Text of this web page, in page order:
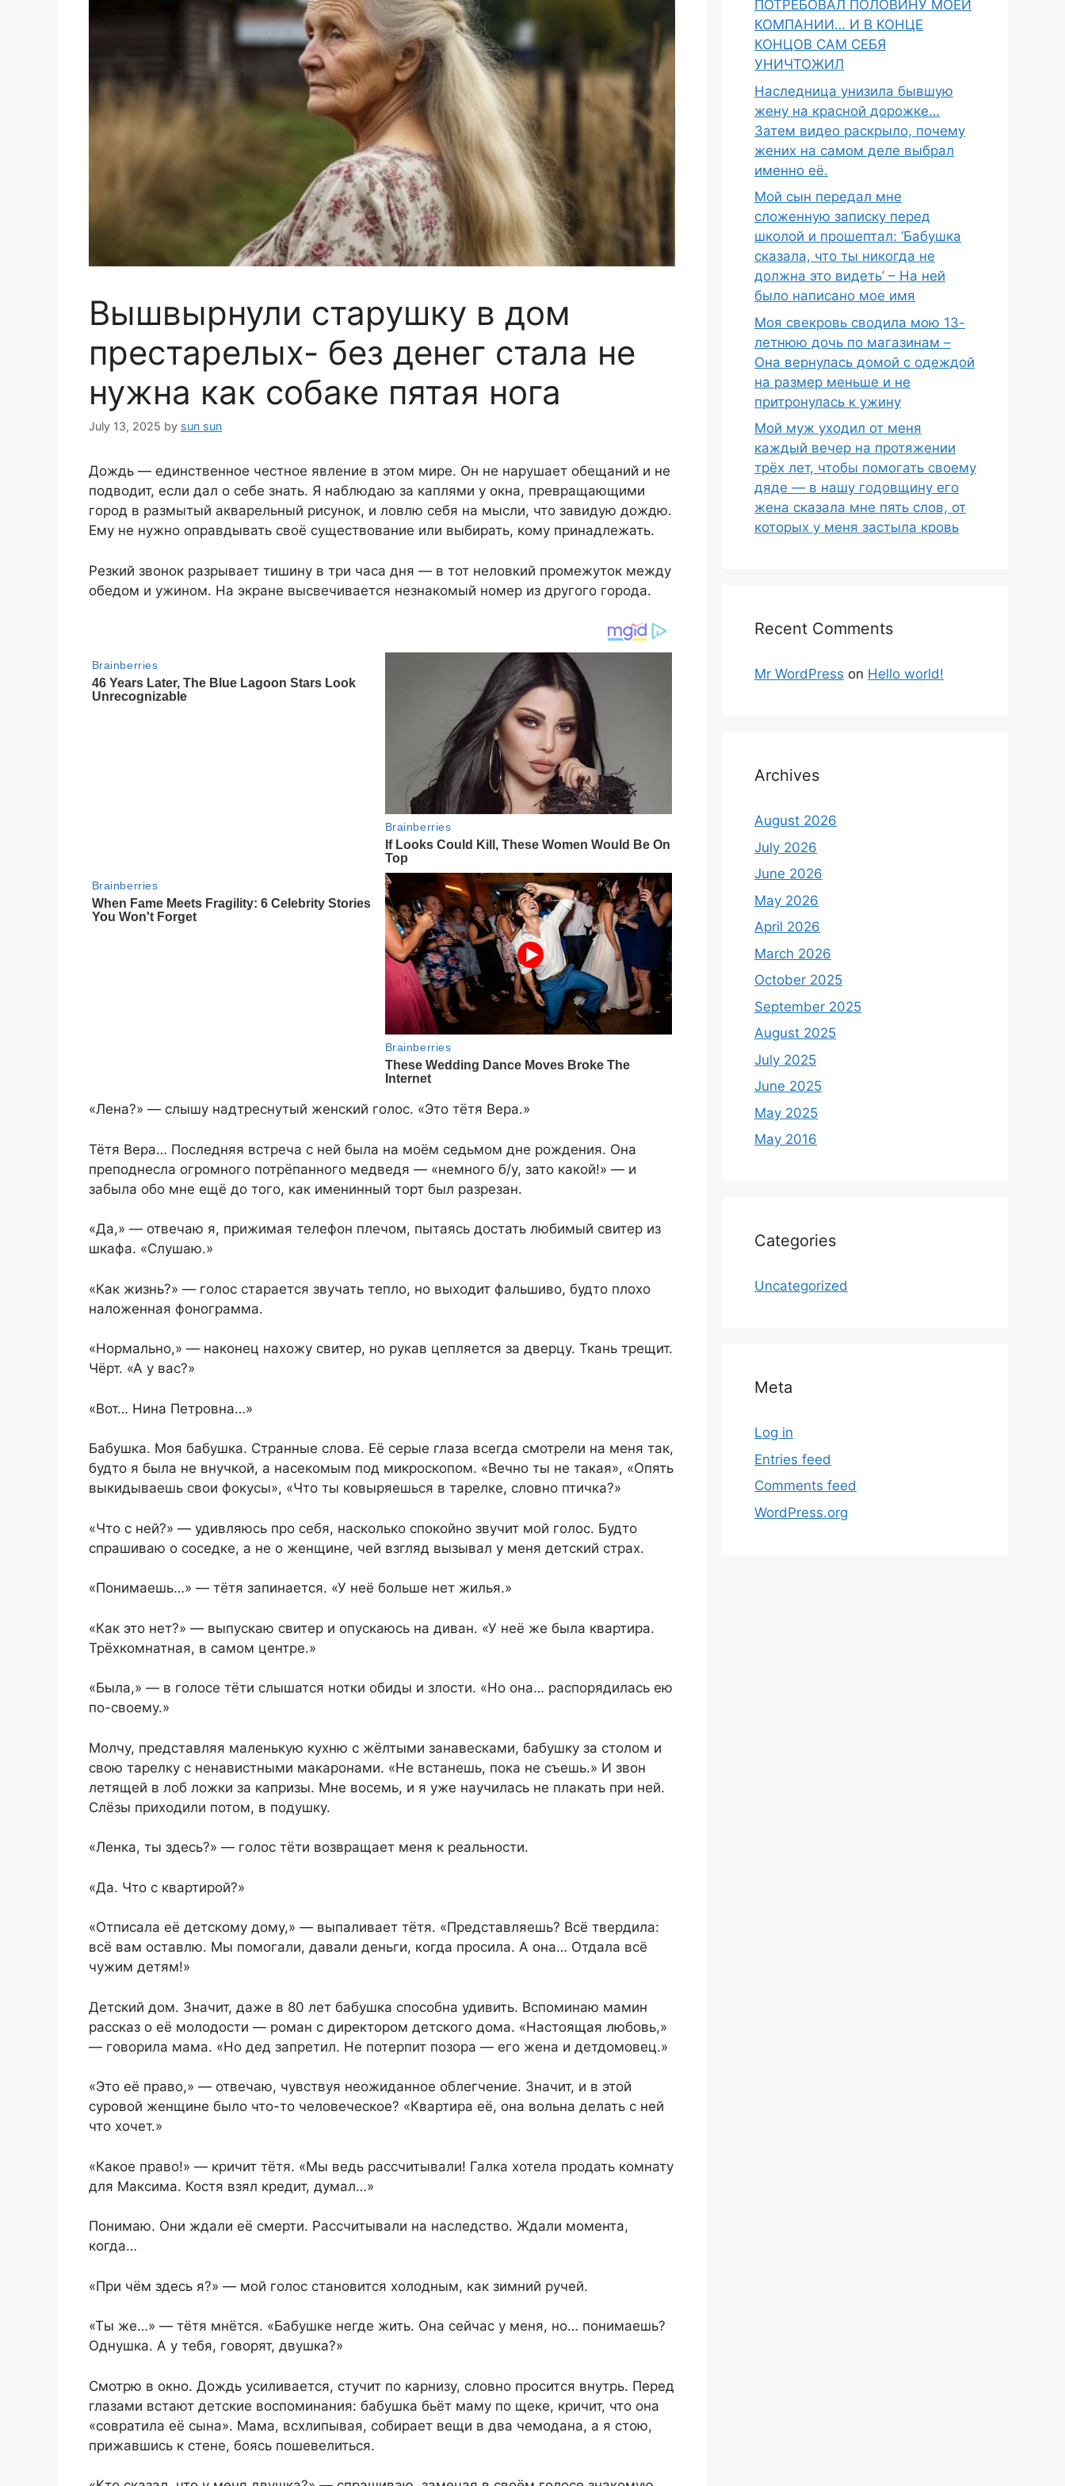
Вышвырнули старушку в дом
престарелых- без денег стала не
нужна как собаке пятая нога
July 13, 2025 by sun sun
Дождь — единственное честное явление в этом мире. Он не нарушает обещаний и не
подводит, если дал о себе знать. Я наблюдаю за каплями у окна, превращающими
город в размытый акварельный рисунок, и ловлю себя на мысли, что завидую дождю.
Ему не нужно оправдывать своё существование или выбирать, кому принадлежать.
Резкий звонок разрывает тишину в три часа дня — в тот неловкий промежуток между
обедом и ужином. На экране высвечивается незнакомый номер из другого города.
«Лена?» — слышу надтреснутый женский голос. «Это тётя Вера.»
Тётя Вера… Последняя встреча с ней была на моём седьмом дне рождения. Она
преподнесла огромного потрёпанного медведя — «немного б/у, зато какой!» — и
забыла обо мне ещё до того, как именинный торт был разрезан.
«Да,» — отвечаю я, прижимая телефон плечом, пытаясь достать любимый свитер из
шкафа. «Слушаю.»
«Как жизнь?» — голос старается звучать тепло, но выходит фальшиво, будто плохо
наложенная фонограмма.
«Нормально,» — наконец нахожу свитер, но рукав цепляется за дверцу. Ткань трещит.
Чёрт. «А у вас?»
«Вот… Нина Петровна…»
Бабушка. Моя бабушка. Странные слова. Её серые глаза всегда смотрели на меня так,
будто я была не внучкой, а насекомым под микроскопом. «Вечно ты не такая», «Опять
выкидываешь свои фокусы», «Что ты ковыряешься в тарелке, словно птичка?»
«Что с ней?» — удивляюсь про себя, насколько спокойно звучит мой голос. Будто
спрашиваю о соседке, а не о женщине, чей взгляд вызывал у меня детский страх.
«Понимаешь…» — тётя запинается. «У неё больше нет жилья.»
«Как это нет?» — выпускаю свитер и опускаюсь на диван. «У неё же была квартира.
Трёхкомнатная, в самом центре.»
«Была,» — в голосе тёти слышатся нотки обиды и злости. «Но она… распорядилась ею
по-своему.»
Молчу, представляя маленькую кухню с жёлтыми занавесками, бабушку за столом и
свою тарелку с ненавистными макаронами. «Не встанешь, пока не съешь.» И звон
летящей в лоб ложки за капризы. Мне восемь, и я уже научилась не плакать при ней.
Слёзы приходили потом, в подушку.
«Ленка, ты здесь?» — голос тёти возвращает меня к реальности.
«Да. Что с квартирой?»
«Отписала её детскому дому,» — выпаливает тётя. «Представляешь? Всё твердила:
всё вам оставлю. Мы помогали, давали деньги, когда просила. А она… Отдала всё
чужим детям!»
Детский дом. Значит, даже в 80 лет бабушка способна удивить. Вспоминаю мамин
рассказ о её молодости — роман с директором детского дома. «Настоящая любовь,»
— говорила мама. «Но дед запретил. Не потерпит позора — его жена и детдомовец.»
«Это её право,» — отвечаю, чувствуя неожиданное облегчение. Значит, и в этой
суровой женщине было что-то человеческое? «Квартира её, она вольна делать с ней
что хочет.»
«Какое право!» — кричит тётя. «Мы ведь рассчитывали! Галка хотела продать комнату
для Максима. Костя взял кредит, думал…»
Понимаю. Они ждали её смерти. Рассчитывали на наследство. Ждали момента,
когда…
«При чём здесь я?» — мой голос становится холодным, как зимний ручей.
«Ты же…» — тётя мнётся. «Бабушке негде жить. Она сейчас у меня, но… понимаешь?
Однушка. А у тебя, говорят, двушка?»
Смотрю в окно. Дождь усиливается, стучит по карнизу, словно просится внутрь. Перед
глазами встают детские воспоминания: бабушка бьёт маму по щеке, кричит, что она
«совратила её сына». Мама, всхлипывая, собирает вещи в два чемодана, а я стою,
прижавшись к стене, боясь пошевелиться.
ПОТРЕБОВАЛ ПОЛОВИНУ МОЕЙ
КОМПАНИИ… И В КОНЦЕ
КОНЦОВ САМ СЕБЯ
УНИЧТОЖИЛ
Наследница унизила бывшую
жену на красной дорожке…
Затем видео раскрыло, почему
жених на самом деле выбрал
именно её.
Мой сын передал мне
сложенную записку перед
школой и прошептал: ‘Бабушка
сказала, что ты никогда не
должна это видеть’ – На ней
было написано мое имя
Моя свекровь сводила мою 13-
летнюю дочь по магазинам –
Она вернулась домой с одеждой
на размер меньше и не
притронулась к ужину
Мой муж уходил от меня
каждый вечер на протяжении
трёх лет, чтобы помогать своему
дяде — в нашу годовщину его
жена сказала мне пять слов, от
которых у меня застыла кровь
Recent Comments
Mr WordPress on Hello world!
Archives
August 2026
July 2026
June 2026
May 2026
April 2026
March 2026
October 2025
September 2025
August 2025
July 2025
June 2025
May 2025
May 2016
Categories
Uncategorized
Meta
Log in
Entries feed
Comments feed
WordPress.org